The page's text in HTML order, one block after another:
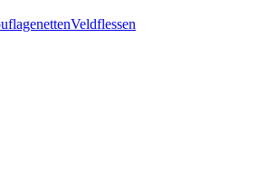
Veldflessen